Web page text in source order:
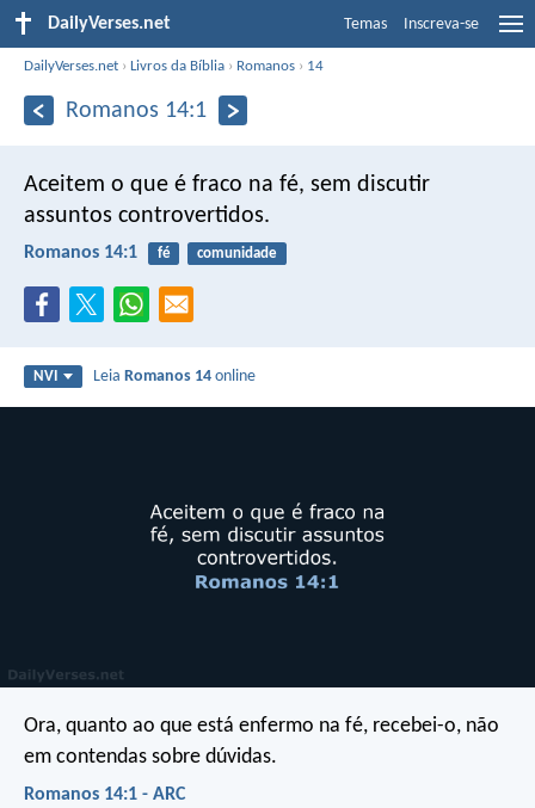
DailyVerses.net Temas Inscreva-se
DailyVerses.net ›Livros da Bíblia › Romanos › 14
Romanos 14:1
Aceitem o que é fraco na fé, sem discutir
assuntos controvertidos.
Romanos 14:1 fé comunidade
NVI LeiaRomanos 14 online
Ora, quanto ao que está enfermo na fé, recebei-o, não
em contendas sobre dúvidas.
Romanos 14:1 - ARC